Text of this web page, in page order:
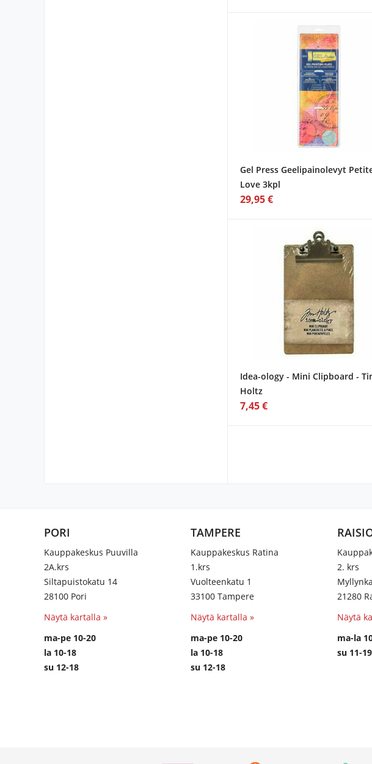
Gel Press Geelipainolevyt
Love 3kpl
29,95 €
Idea-ology - Mini Clipboard -
Holtz
7,45 €
PORI
Kauppakeskus Puuvilla
2A.krs
Siltapuistokatu 14
28100 Pori
Näytä kartalla »
ma-pe 10-20
la 10-18
su 12-18
TAMPERE
Kauppakeskus Ratina
1.krs
Vuolteenkatu 1
33100 Tampere
Näytä kartalla »
ma-pe 10-20
la 10-18
su 12-18
2. krs
21280
Näytä
ma-la
su 11-19